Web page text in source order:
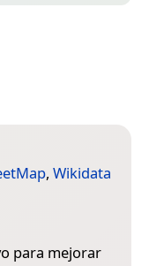
, Wikidata
para mejorar